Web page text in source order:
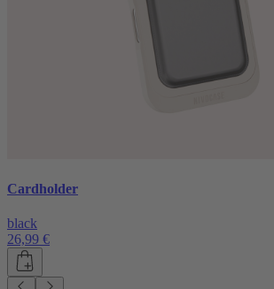
Cardholder
black
26,99 €